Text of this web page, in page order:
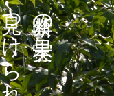
の
つ
け
ら
れ